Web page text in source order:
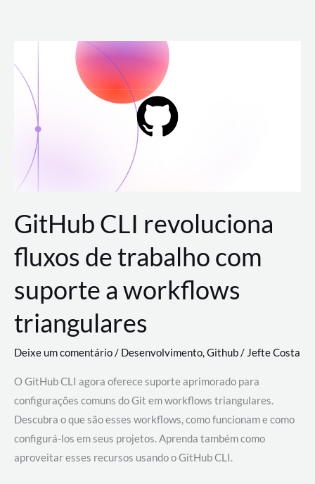
para
conteúdo
GitHub CLI revoluciona
fluxos de trabalho com
suporte a workflows
triangulares
Deixe um comentário/ Desenvolvimento,Github/ Jefte Costa
O GitHub CLI agora oferece suporte aprimorado para
configurações comuns do Git em workflows triangulares.
Descubra o que são esses workflows, como funcionam e como
configurá-los em seus projetos. Aprenda também como
aproveitar esses recursos usando o GitHub CLI.